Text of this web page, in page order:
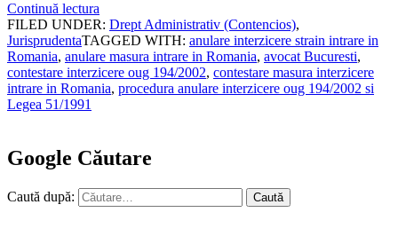
Continuă lectura
FILED UNDER: Drept Administrativ (Contencios),
JurisprudentaTAGGED WITH: anulare interzicere strain intrare in
Romania, anulare masura intrare in Romania, avocat Bucuresti,
contestare interzicere oug 194/2002, contestare masura interzicere
intrare in Romania, procedura anulare interzicere oug 194/2002 si
Legea 51/1991
Google Căutare
Caută după: